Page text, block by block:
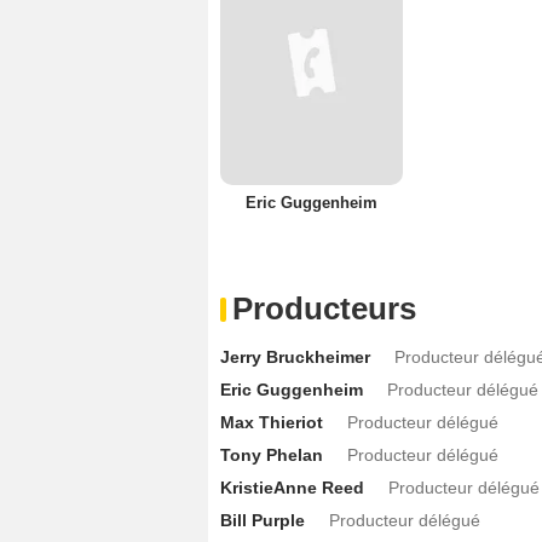
Eric Guggenheim
Producteurs
Jerry Bruckheimer
Producteur
Eric Guggenheim
Producteur délégué
Max Thieriot
Producteur délégué
Tony Phelan
Producteur délégué
KristieAnne Reed
Producteur délégué
Bill Purple
Producteur délégué